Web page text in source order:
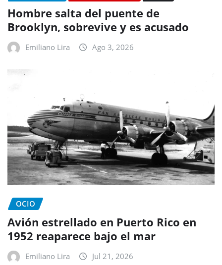
Hombre salta del puente de
Brooklyn, sobrevive y es acusado
Emiliano Lira Ago 3, 2026
OCIO
Avión estrellado en Puerto Rico en
1952 reaparece bajo el mar
Emiliano Lira Jul 21, 2026